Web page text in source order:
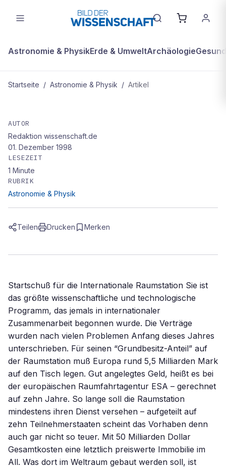
Astronomie & PhysikErde & UmweltArchäologie
Startseite / Astronomie & Physik / Artikel
Kolonisten in der Kreisbahn
AUTOR
Redaktion wissenschaft.de
01. Dezember 1998
LESEZEIT
1 Minute
RUBRIK
Astronomie & Physik
Teilen Drucken Merken
Startschuß für die Internationale Raumstation Sie ist
das größte wissenschaftliche und technologische
Programm, das jemals in internationaler
Zusammenarbeit begonnen wurde. Die Verträge
wurden nach vielen Problemen Anfang dieses Jahres
unterschrieben. Für seinen “Grundbesitz-Anteil” auf
der Raumstation muß Europa rund 5,5 Milliarden Mark
auf den Tisch legen. Gut angelegtes Geld, heißt es bei
der europäischen Raumfahrtagentur ESA – gerechnet
auf zehn Jahre. So lange soll die Raumstation
mindestens ihren Dienst versehen – aufgeteilt auf
zehn Teilnehmerstaaten scheint das Vorhaben denn
auch gar nicht so teuer. Mit 50 Milliarden Dollar
Gesamtkosten eine letztlich preiswerte Immobilie im
All. Was dort im Weltraum gebaut werden soll, ist